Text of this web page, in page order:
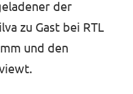
der
zu Gast bei RTL
und den